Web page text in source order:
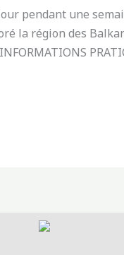
pendant une
la région des